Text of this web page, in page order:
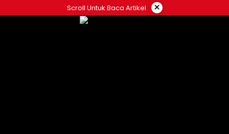
ke
Scroll Untuk Baca Artikel ×